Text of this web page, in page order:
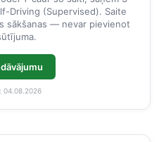
Driving (Supervised). Saite
sākšanas — nevar pievienot
04.08.2026